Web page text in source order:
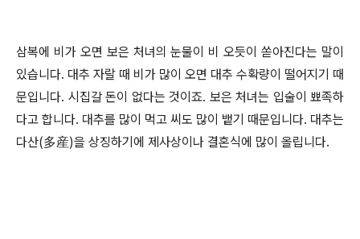
삼복에 비가 오면 보은 처녀의 눈물이 비 오듯이 쏟아진다는 말이
있습니다. 대추 자랄 때 비가 많이 오면 대추 수확량이 떨어지기 때
문입니다. 시집갈 돈이 없다는 것이죠. 보은 처녀는 입술이 뾰족하
다고 합니다. 대추를 많이 먹고 씨도 많이 뱉기 때문입니다. 대추는
다산(多産)을 상징하기에 제사상이나 결혼식에 많이 올립니다.